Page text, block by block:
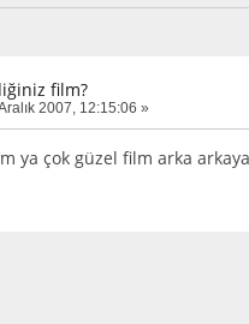
film?
2007, 12:15:06 »
ya çok güzel film arka